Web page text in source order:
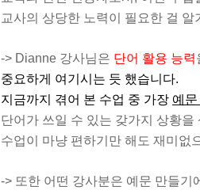
교사의 상당한 노력이 필요한 걸
-> Dianne 강사님은 단어 활용 능력
중요하게 여기시는 듯 했습니다.
지금까지 겪어 본 수업 중 가장 예문
단어가 쓰일 수 있는 갖가지 상황
수업이 마냥 편하기만 해도 재미없
-> 또한 어떤 강사분은 예문 만들기